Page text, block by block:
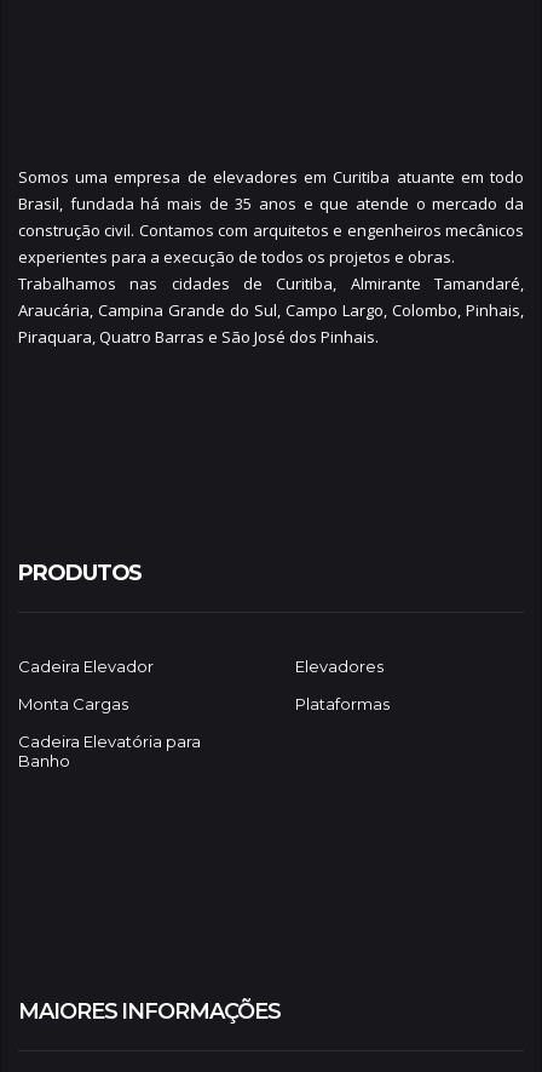
Somos uma empresa de elevadores em Curitiba atuante em todo
Brasil, fundada há mais de 35 anos e que atende o mercado da
construção civil. Contamos com arquitetos e engenheiros mecânicos
experientes para a execução de todos os projetos e obras.
Trabalhamos nas cidades de Curitiba, Almirante Tamandaré,
Araucária, Campina Grande do Sul, Campo Largo, Colombo, Pinhais,
Piraquara,Quatro Barras e São José dos Pinhais.
PRODUTOS
Cadeira Elevador
Elevadores
Monta Cargas
Plataformas
Cadeira Elevatória para
Banho
MAIORES INFORMAÇÕES